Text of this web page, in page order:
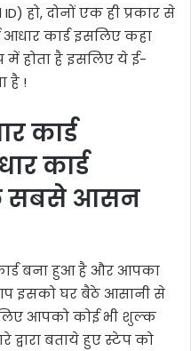
हो, दोनों एक ही प्रकार से
आधार कार्ड इसलिए कहा
में होता है इसलिए ये ई-
है !
कार्ड
कार्ड
सबसे आसन
बना हुआ है और आपका
इसको घर बैठे आसानी से
आपको कोई भी शुल्क
बताये हुए स्टेप को